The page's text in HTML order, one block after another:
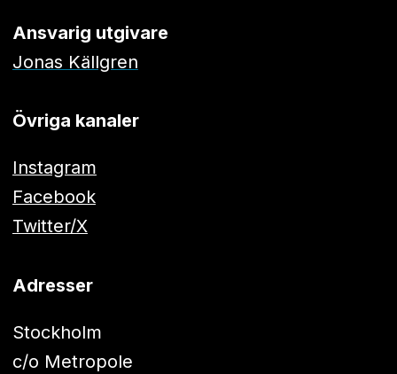
Ansvarig utgivare
Jonas Källgren
Övriga kanaler
Instagram
Facebook
Twitter/X
Adresser
Stockholm
c/o Metropole